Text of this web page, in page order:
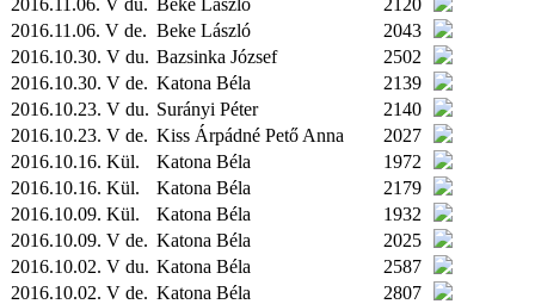
2016.11.06. V de. Beke László
2043
2016.10.30. V du. Bazsinka József
2502
2016.10.30. V de. Katona Béla
2139
2016.10.23. V du. Surányi Péter
2140
2016.10.23. V de. Kiss Árpádné Pető Anna
2027
2016.10.16. Kül. Katona Béla
1972
2016.10.16. Kül. Katona Béla
2179
2016.10.09. Kül. Katona Béla
1932
2016.10.09. V de. Katona Béla
2025
2016.10.02. V du. Katona Béla
2587
2016.10.02. V de. Katona Béla
2807